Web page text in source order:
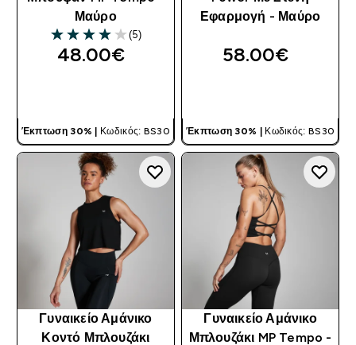
Μαύρο
4 out of 5 stars
(5)
48.00€‎
Έκπτωση 30% | Κωδικός: BS30
Εφαρμογή - Μαύρο
58.00€‎
Έκπτωση 30% | Κωδικός: BS30
Γυναικείο Αμάνικο
Κοντό Μπλουζάκι
Γυναικείο Αμάνικο
Μπλουζάκι MP Tempo -